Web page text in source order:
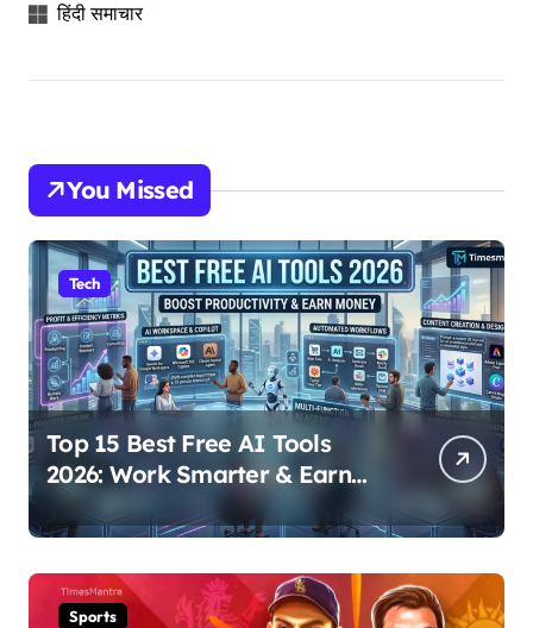
हिंदी समाचार
You Missed
Tech
Top 15 Best Free AI Tools
2026: Work Smarter & Earn
Online
Sports